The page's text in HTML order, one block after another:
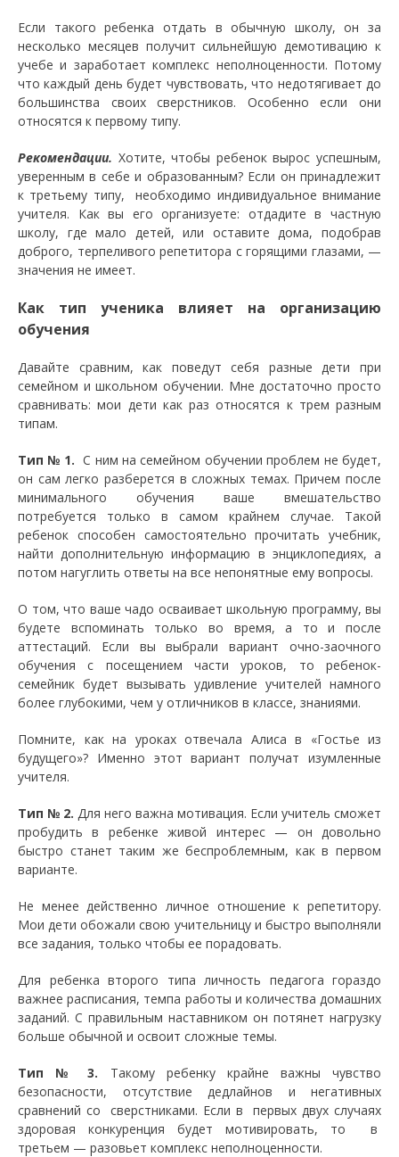
Если такого ребенка отдать в обычную школу, он за
несколько месяцев получит сильнейшую демотивацию к
учебе и заработает комплекс неполноценности. Потому
что каждый день будет чувствовать, что недотягивает до
большинства своих сверстников. Особенно если они
относятся к первому типу.
Рекомендации. Хотите, чтобы ребенок вырос успешным,
уверенным в себе и образованным? Если он принадлежит
к третьему типу, необходимо индивидуальное внимание
учителя. Как вы его организуете: отдадите в частную
школу, где мало детей, или оставите дома, подобрав
доброго, терпеливого репетитора с горящими глазами, —
значения не имеет.
Как тип ученика влияет на организацию
обучения
Давайте сравним, как поведут себя разные дети при
семейном и школьном обучении. Мне достаточно просто
сравнивать: мои дети как раз относятся к трем разным
типам.
Тип № 1. С ним на семейном обучении проблем не будет,
он сам легко разберется в сложных темах. Причем после
минимального обучения ваше вмешательство
потребуется только в самом крайнем случае. Такой
ребенок способен самостоятельно прочитать учебник,
найти дополнительную информацию в энциклопедиях, а
потом нагуглить ответы на все непонятные ему вопросы.
О том, что ваше чадо осваивает школьную программу, вы
будете вспоминать только во время, а то и после
аттестаций. Если вы выбрали вариант очно-заочного
обучения с посещением части уроков, то ребенок-
семейник будет вызывать удивление учителей намного
более глубокими, чем у отличников в классе, знаниями.
Помните, как на уроках отвечала Алиса в «Гостье из
будущего»? Именно этот вариант получат изумленные
учителя.
Тип № 2. Для него важна мотивация. Если учитель сможет
пробудить в ребенке живой интерес — он довольно
быстро станет таким же беспроблемным, как в первом
варианте.
Не менее действенно личное отношение к репетитору.
Мои дети обожали свою учительницу и быстро выполняли
все задания, только чтобы ее порадовать.
Для ребенка второго типа личность педагога гораздо
важнее расписания, темпа работы и количества домашних
заданий. С правильным наставником он потянет нагрузку
больше обычной и освоит сложные темы.
Тип № 3. Такому ребенку крайне важны чувство
безопасности, отсутствие дедлайнов и негативных
сравнений со сверстниками. Если в первых двух случаях
здоровая конкуренция будет мотивировать, то в
третьем — разовьет комплекс неполноценности.